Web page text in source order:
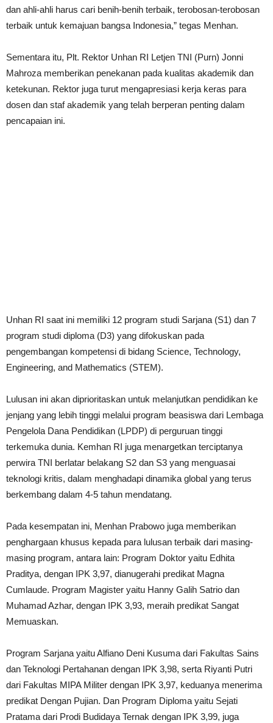
dan ahli-ahli harus cari benih-benih terbaik, terobosan-terobosan
terbaik untuk kemajuan bangsa Indonesia,” tegas Menhan.
Sementara itu, Plt. Rektor Unhan RI Letjen TNI (Purn) Jonni
Mahroza memberikan penekanan pada kualitas akademik dan
ketekunan. Rektor juga turut mengapresiasi kerja keras para
dosen dan staf akademik yang telah berperan penting dalam
pencapaian ini.
Unhan RI saat ini memiliki 12 program studi Sarjana (S1) dan 7
program studi diploma (D3) yang difokuskan pada
pengembangan kompetensi di bidang Science, Technology,
Engineering, and Mathematics (STEM).
Lulusan ini akan diprioritaskan untuk melanjutkan pendidikan ke
jenjang yang lebih tinggi melalui program beasiswa dari Lembaga
Pengelola Dana Pendidikan (LPDP) di perguruan tinggi
terkemuka dunia. Kemhan RI juga menargetkan terciptanya
perwira TNI berlatar belakang S2 dan S3 yang menguasai
teknologi kritis, dalam menghadapi dinamika global yang terus
berkembang dalam 4-5 tahun mendatang.
Pada kesempatan ini, Menhan Prabowo juga memberikan
penghargaan khusus kepada para lulusan terbaik dari masing-
masing program, antara lain: Program Doktor yaitu Edhita
Praditya, dengan IPK 3,97, dianugerahi predikat Magna
Cumlaude. Program Magister yaitu Hanny Galih Satrio dan
Muhamad Azhar, dengan IPK 3,93, meraih predikat Sangat
Memuaskan.
Program Sarjana yaitu Alfiano Deni Kusuma dari Fakultas Sains
dan Teknologi Pertahanan dengan IPK 3,98, serta Riyanti Putri
dari Fakultas MIPA Militer dengan IPK 3,97, keduanya menerima
predikat Dengan Pujian. Dan Program Diploma yaitu Sejati
Pratama dari Prodi Budidaya Ternak dengan IPK 3,99, juga